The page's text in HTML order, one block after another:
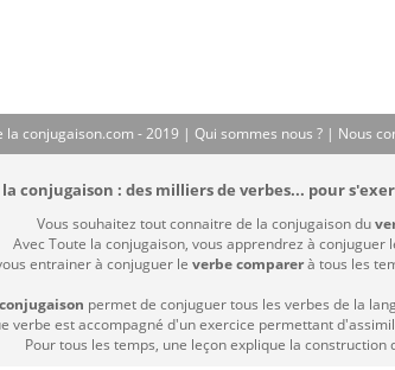
la conjugaison.com - 2019 | Qui sommes nous ? | Nous
conjugaison : des milliers de verbes... pour
Vous souhaitez tout connaitre de la conjugaison du
Avec Toute la conjugaison, vous apprendrez à conjuguer
entrainer à conjuguer le verbe comparerà tous les
permet de conjuguer tous les verbes de la
verbe est accompagné d'un exercice permettant
Pour tous les temps, une leçon explique la construction